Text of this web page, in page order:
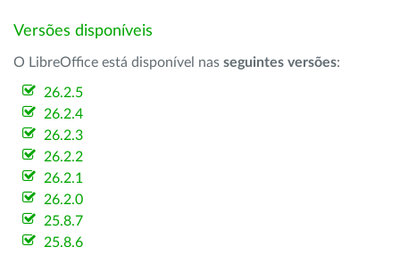
Versões disponíveis
O LibreOffice está disponível nas seguintes versões:
26.2.5
26.2.4
26.2.3
26.2.2
26.2.1
26.2.0
25.8.7
25.8.6